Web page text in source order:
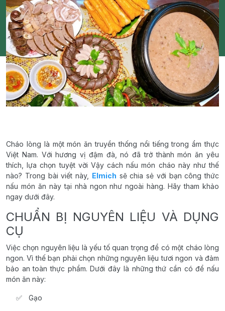
Cháo lòng là một món ăn truyền thống nổi tiếng trong ẩm thực
Việt Nam. Với hương vị đậm đà, nó đã trở thành món ăn yêu
thích, lựa chọn tuyệt vời Vậy cách nấu món cháo này như thế
nào? Trong bài viết này, Elmich sẽ chia sẻ với bạn công thức
nấu món ăn này tại nhà ngon như ngoài hàng. Hãy tham khảo
ngay dưới đây.
CHUẨN BỊ NGUYÊN LIỆU VÀ DỤNG
CỤ
Việc chọn nguyên liệu là yếu tố quan trọng để có một cháo lòng
ngon. Vì thế bạn phải chọn những nguyên liệu tươi ngon và đảm
bảo an toàn thực phẩm. Dưới đây là những thứ cần có để nấu
món ăn này:
Gạo